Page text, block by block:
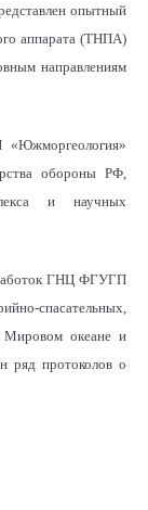
опытный
аппарата (ТНПА)
направлениям
обороны РФ,
и научных
ГНЦ ФГУГП
спасательных,
Мировом океане и
ряд протоколов о